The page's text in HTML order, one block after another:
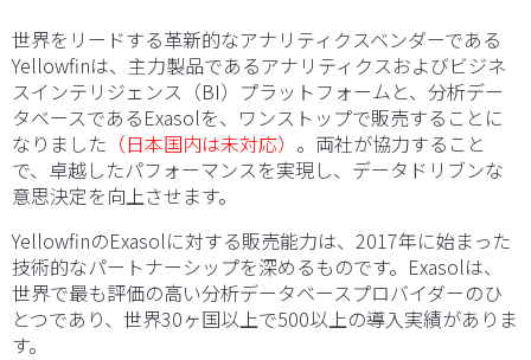
世界をリードする革新的なアナリティクスベンダーである
Yellowfinは、主力製品であるアナリティクスおよびビジネ
スインテリジェンス（BI）プラットフォームと、分析デー
タベースであるExasolを、ワンストップで販売することに
なりました （日本国内は未対応） 。両社が協力すること
で、卓越したパフォーマンスを実現し、データドリブンな
意思決定を向上させます。
YellowfinのExasolに対する販売能力は、2017年に始まった
技術的なパートナーシップを深めるものです。Exasolは、
世界で最も評価の高い分析データベースプロバイダーのひ
とつであり、世界30ヶ国以上で500以上の導入実績がありま
す。